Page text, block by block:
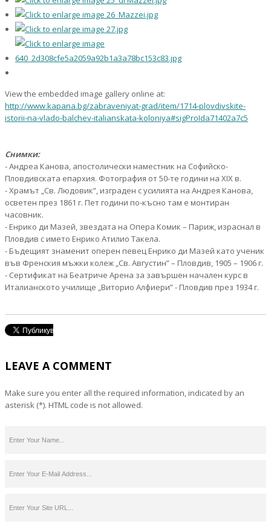
View the embedded image gallery online at:
http://www.kapana.bg/zabraveniyat-grad/item/1714-plovdivskite-
istorii-na-vlado-balchev-italianskata-koloniya#sigProIda71402a7c5
Снимки:
- Андреа Канова, апостолически наместник на Софийско-
Пловдивската епархия. Фотография от 50-те години на ХIХ в.
- Храмът „Св. Людовик”, изграден с усилията на Андрея Канова,
осветен през 1861 г. Пет години по-късно там е монтиран
часовник.
- Енрико ди Мазей, звездата на Опера Комик – Париж, израснал в
Пловдив с името Енрико Атилио Такела.
- Бъдещият знаменит оперен певец Енрико ди Мазей като ученик
във Френския мъжки колеж „Св. Августин” – Пловдив, 1905 – 1906 г.
- Сертификат на Беатриче Арена за завършен начален курс в
Италианското училище „Виторио Алфиери” - Пловдив през 1934 г.
LEAVE A COMMENT
Make sure you enter all the required information, indicated by an
asterisk (*). HTML code is not allowed.